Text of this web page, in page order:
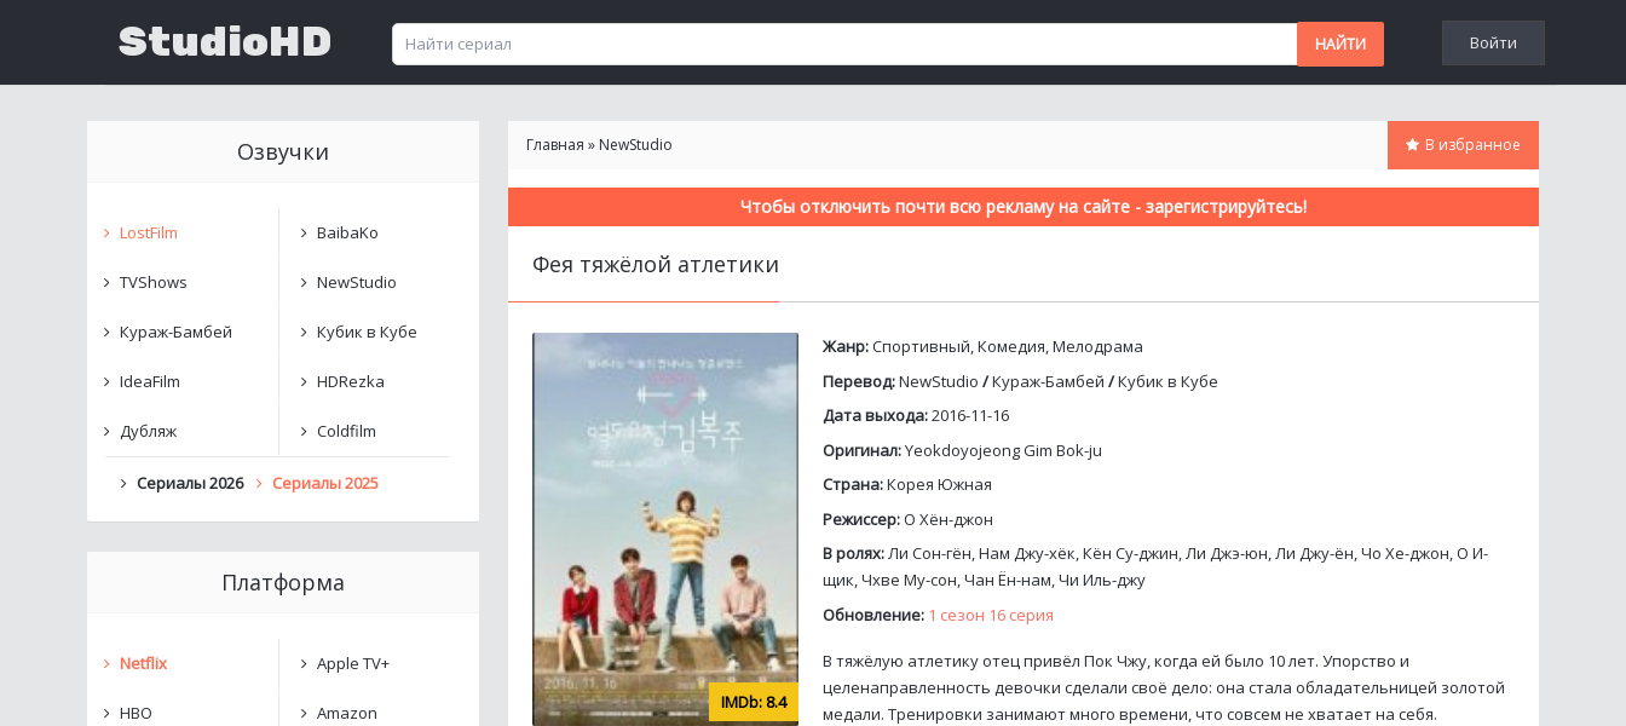
StudioHD Войти
Главная » NewStudio В избранное
Чтобы отключить почти всю рекламу на сайте - зарегистрируйтесь!
Фея тяжёлой атлетики
8.4
Жанр:Спортивный, Комедия, Мелодрама
Перевод:NewStudio /Кураж-Бамбей /Кубик в Кубе
Дата выхода:2016-11-16
Оригинал:Yeokdoyojeong Gim Bok-ju
Страна:Корея Южная
Режиссер:О Хён-джон
В ролях:Ли Сон-гён, Нам Джу-хёк, Кён Су-джин, Ли Джэ-юн, Ли Джу-ён, Чо Хе-джон, О И-
щик, Чхве Му-сон, Чан Ён-нам, Чи Иль-джу
Обновление: 1 сезон 16 серия
В тяжёлую атлетику отец привёл Пок Чжу, когда ей было 10 лет. Упорство и
целенаправленность девочки сделали своё дело: она стала обладательницей золотой
медали. Тренировки занимают много времени, что совсем не хватает на себя.
Озвучки
LostFilm BaibaKo
TVShows NewStudio
Кураж-Бамбей Кубик в Кубе
IdeaFilm HDRezka
Дубляж Coldfilm
Сериалы 2026 Сериалы 2025
Платформа
Netflix Apple TV+
HBO Amazon